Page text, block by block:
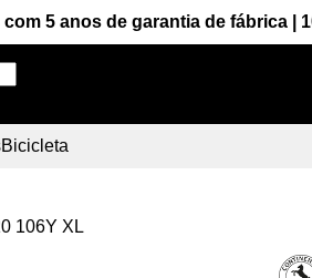
5 anos de garantia de fábrica |
Bicicleta
106Y XL